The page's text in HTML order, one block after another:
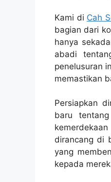
Kami di Cah
bagian dari
hanya
abadi
penelusuran
memastikan
Persiapkan
baru
dirancang di
yang
kepada